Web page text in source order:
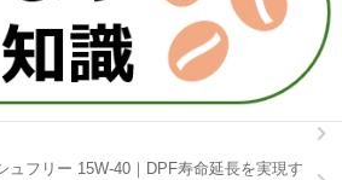
ュフリー 15W-40｜DPF寿命延長を実現す